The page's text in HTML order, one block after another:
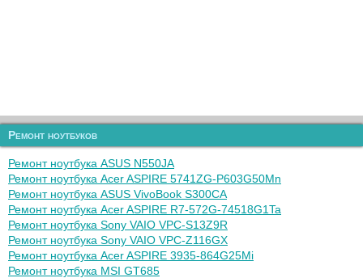
Ремонт ноутбуков
Ремонт ноутбука ASUS N550JA
Ремонт ноутбука Acer ASPIRE 5741ZG-P603G50Mn
Ремонт ноутбука ASUS VivoBook S300CA
Ремонт ноутбука Acer ASPIRE R7-572G-74518G1Ta
Ремонт ноутбука Sony VAIO VPC-S13Z9R
Ремонт ноутбука Sony VAIO VPC-Z116GX
Ремонт ноутбука Acer ASPIRE 3935-864G25Mi
Ремонт ноутбука MSI GT685